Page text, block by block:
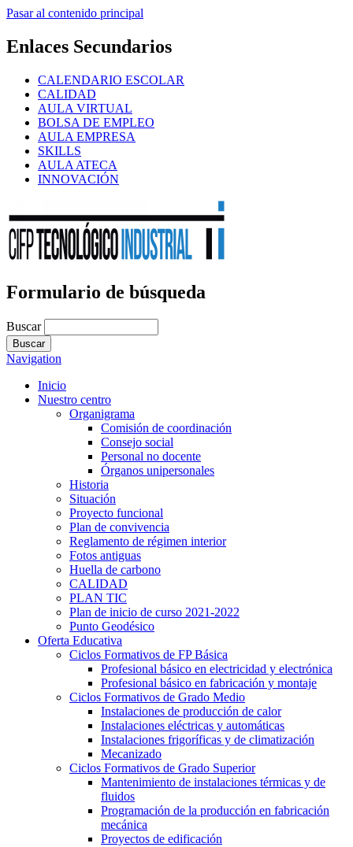
Pasar al contenido principal
Enlaces Secundarios
CALENDARIO ESCOLAR
CALIDAD
AULA VIRTUAL
BOLSA DE EMPLEO
AULA EMPRESA
SKILLS
AULA ATECA
INNOVACIÓN
Formulario de búsqueda
Buscar
Navigation
Inicio
Nuestro centro
Organigrama
Comisión de coordinación
Consejo social
Personal no docente
Órganos unipersonales
Historia
Situación
Proyecto funcional
Plan de convivencia
Reglamento de régimen interior
Fotos antiguas
Huella de carbono
CALIDAD
PLAN TIC
Plan de inicio de curso 2021-2022
Punto Geodésico
Oferta Educativa
Ciclos Formativos de FP Básica
Profesional básico en electricidad y electrónica
Profesional básico en fabricación y montaje
Ciclos Formativos de Grado Medio
Instalaciones de producción de calor
Instalaciones eléctricas y automáticas
Instalaciones frigoríficas y de climatización
Mecanizado
Ciclos Formativos de Grado Superior
Mantenimiento de instalaciones térmicas y de
fluidos
Programación de la producción en fabricación
mecánica
Proyectos de edificación